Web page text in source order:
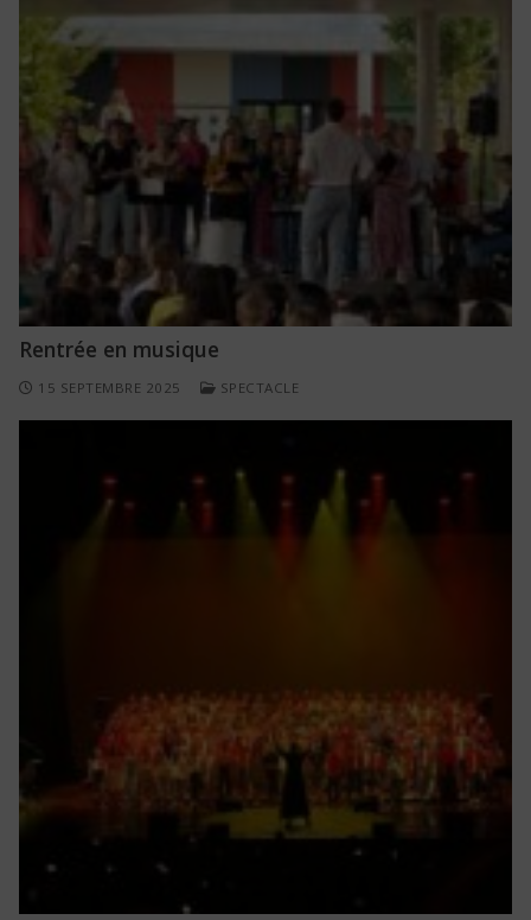
Rentrée en musique
15 SEPTEMBRE 2025 SPECTACLE